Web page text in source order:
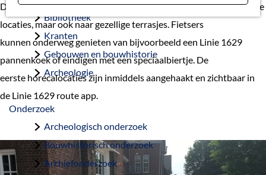
e
p
a
g
e
Bibliotheek
Kranten
Gebouwen en bouwhistorie
Archeologie
Onderzoek
Archeologisch onderzoek
Bouwhistorisch onderzoek
Archiefonderzoek
De fietsroute van Linie 1629 brengt je niet alleen naar historische
locaties, maar ook naar gezellige terrasjes. Fietsers
kunnen onderweg genieten van bijvoorbeeld een Linie 1629
pannenkoek of eindigen met een speciaalbiertje. De
eerste horecalocaties zijn inmiddels aangehaakt en zichtbaar in
de Linie 1629 route app.